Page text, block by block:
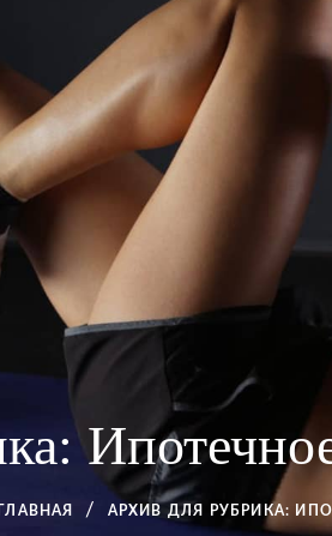
ГЛАВНАЯ АРХИВ ДЛЯ РУБРИКА: